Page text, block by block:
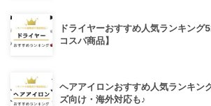
ドライヤーおすすめ人気ランキング
コスパ商品】
ヘアアイロンおすすめ人気ランキン
ズ向け・海外対応も♪